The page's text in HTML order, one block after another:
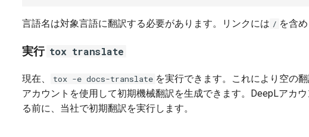
言語名は対象言語に翻訳する必要があります。リンクには / を含
実行 tox translate
現在、 tox -e docs-translate を実行できます。これにより空の
アカウントを使用して初期機械翻訳を生成できます。DeepLアカ
る前に、当社で初期翻訳を実行します。